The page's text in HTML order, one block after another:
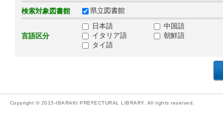
検索対象図書館 県立図書館
言語区分
日本語
中国語
イタリア語
朝鮮語
タイ語
Copyright © 2015-IBARAKI PREFECTURAL LIBRARY. All rights reserved.